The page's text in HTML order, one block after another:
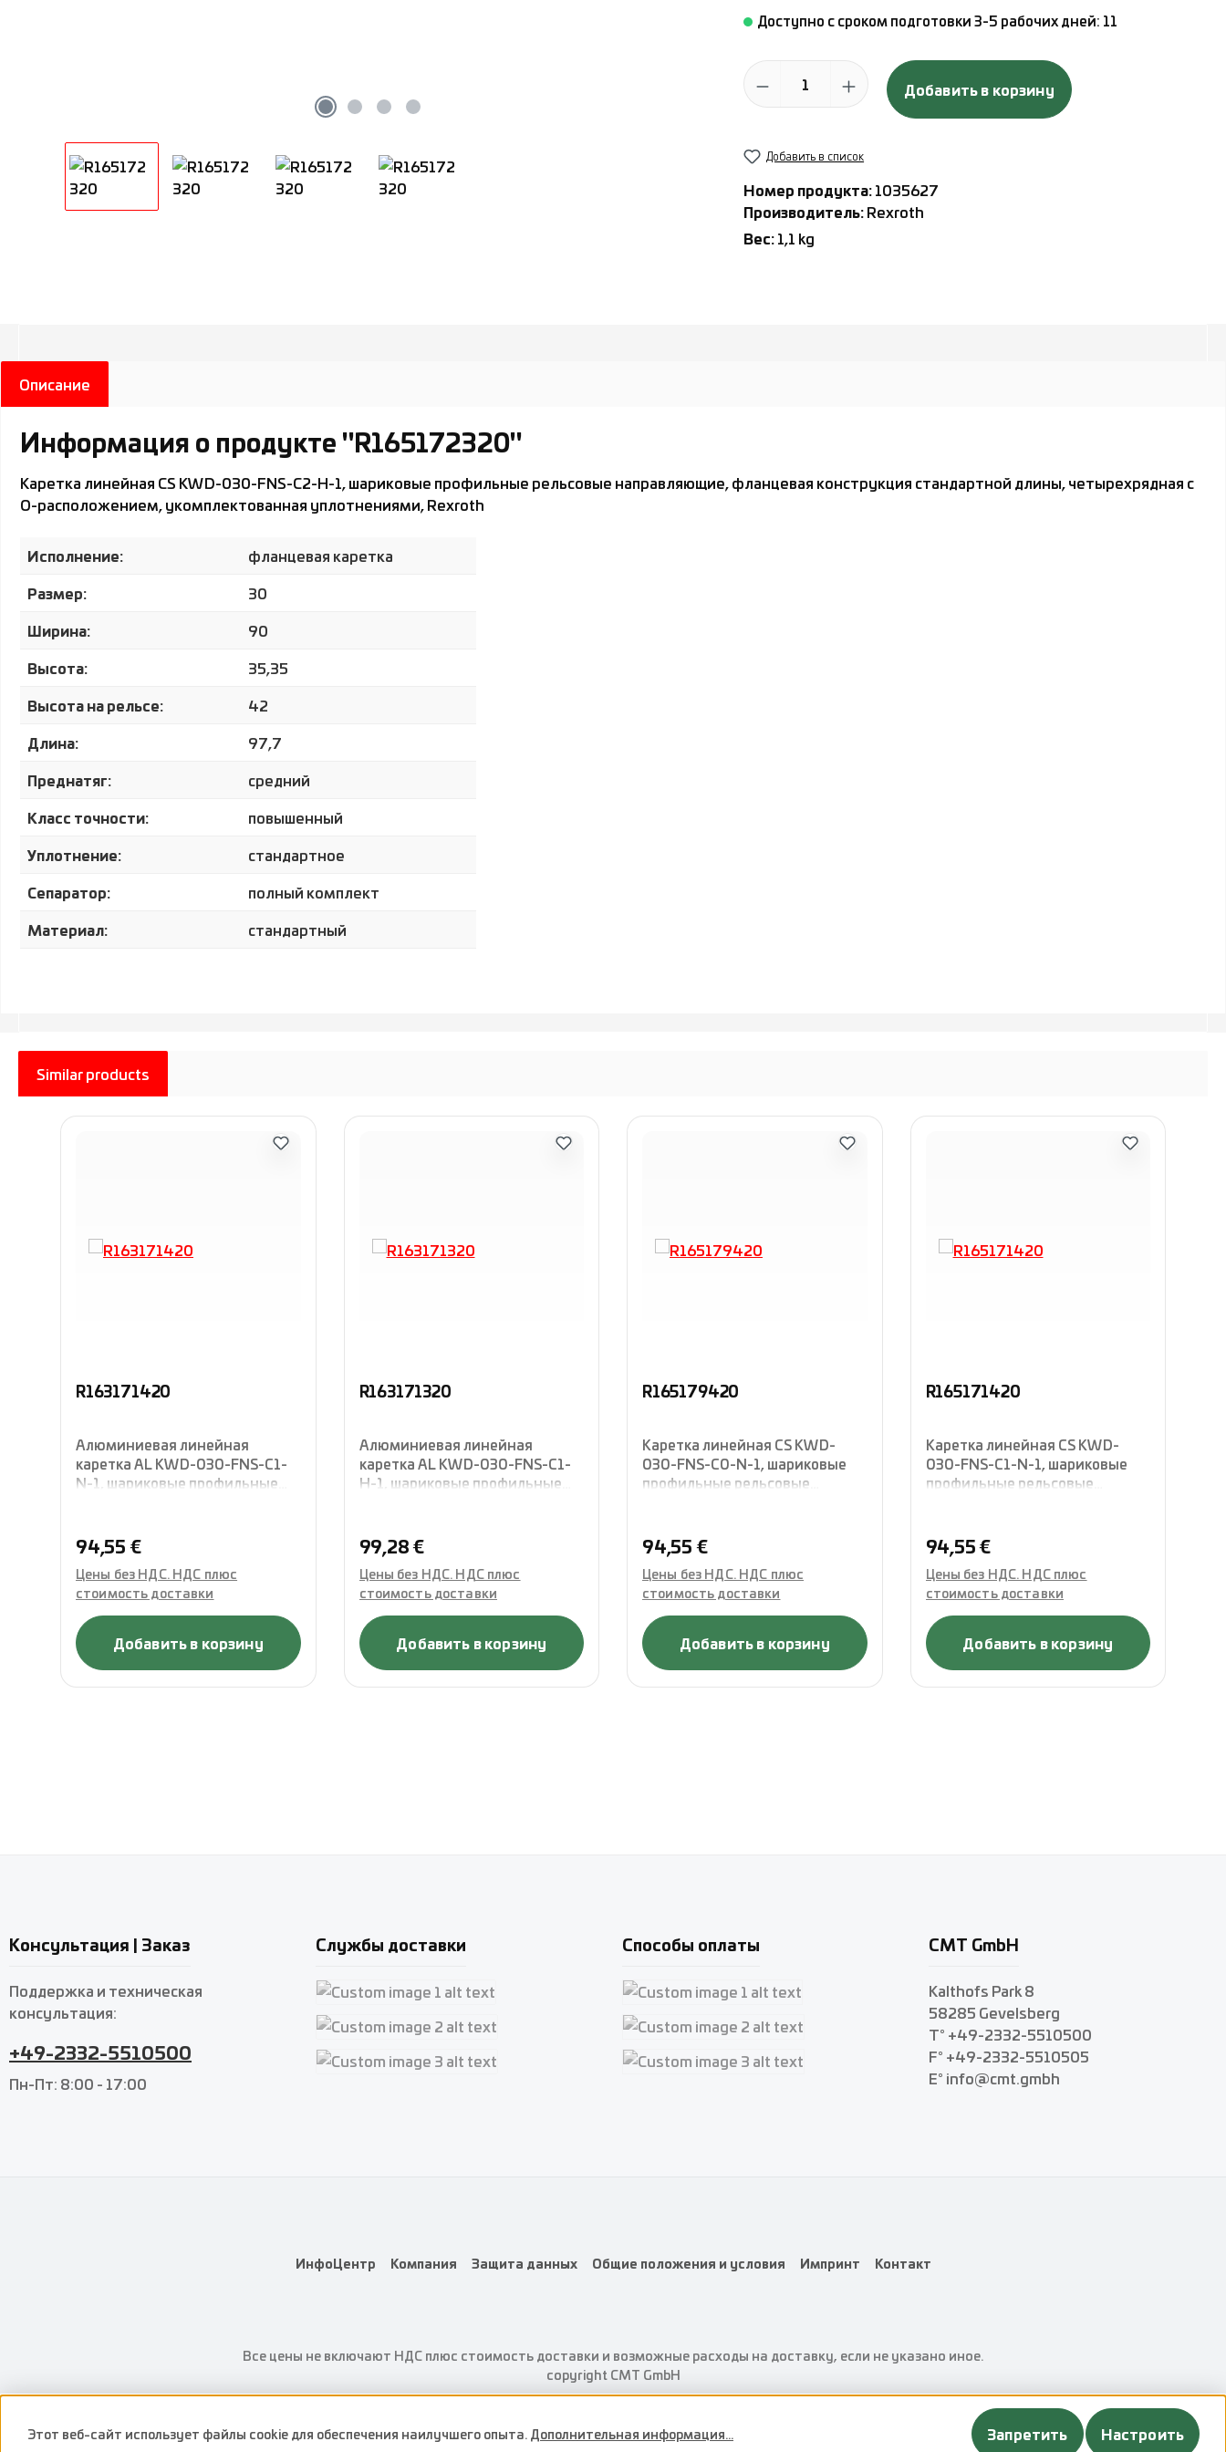
Доступно с сроком подготовки 3-5 рабочих дней: 11
Количество продукта: введите желаемое количество или используйте
Добавить в корзину
Добавить в список
Номер продукта:1035627
Производитель:Rexroth
Вес:1,1 kg
Описание
Информация о продукте "R165172320"
Каретка линейная CS KWD-030-FNS-C2-H-1, шариковые профильные рельсовые направляющие, фланцевая конструкция стандартной длины, четырехрядная с
О-расположением, укомплектованная уплотнениями, Rexroth
Исполнение: фланцевая каретка
Размер: 30
Ширина: 90
Высота: 35,35
Высота на рельсе: 42
Длина: 97,7
Преднатяг: средний
Класс точности: повышенный
Уплотнение: стандартное
Сепаратор: полный комплект
Материал: стандартный
Similar products
Пропустить галерею продуктов
R163171420
Алюминиевая линейная
каретка AL KWD-030-FNS-C1-
N-1, шариковые профильные
стандартной высоты,
четырехрядная с О-
расположением,
укомплектованная
уплотнениями, Rexroth
Обычная цена:
94,55 €
Цены без НДС. НДС плюс
стоимость доставки
Добавить в корзину
R163171320
Алюминиевая линейная
каретка AL KWD-030-FNS-C1-
H-1, шариковые профильные
стандартной высоты,
четырехрядная с О-
расположением,
укомплектованная
уплотнениями, Rexroth
Обычная цена:
99,28 €
Цены без НДС. НДС плюс
стоимость доставки
Добавить в корзину
R165179420
Каретка линейная CS KWD-
030-FNS-C0-N-1, шариковые
профильные рельсовые
длины, четырехрядная с О-
расположением,
укомплектованная
уплотнениями, Rexroth
Обычная цена:
94,55 €
Цены без НДС. НДС плюс
стоимость доставки
Добавить в корзину
R165171420
Каретка линейная CS KWD-
030-FNS-C1-N-1, шариковые
профильные рельсовые
длины, четырехрядная с О-
расположением,
укомплектованная
уплотнениями, Rexroth
Обычная цена:
94,55 €
Цены без НДС. НДС плюс
стоимость доставки
Добавить в корзину
Консультация | Заказ
Поддержка и техническая
консультация:
+49-2332-5510500
Пн-Пт: 8:00 - 17:00
Службы доставки
Custom image 1
Custom image 2
Способы оплаты
Custom image 1
Custom image 2
CMT GmbH
Kalthofs Park 8
58285 Gevelsberg
T° +49-2332-5510500
F° +49-2332-5510505
E° info@cmt.gmbh
ИнфоЦентр Компания Защита данных Общие положения и условия Импринт Контакт
Все цены не включают НДС плюс стоимость доставки и возможные расходы на доставку, если не указано иное.
copyright CMT GmbH
Этот веб-сайт использует файлы cookie для обеспечения наилучшего опыта. Дополнительная информация... Запретить Настроить